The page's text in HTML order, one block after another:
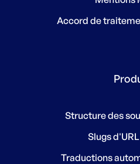
Accord de
Structure des
Slugs
Traductions